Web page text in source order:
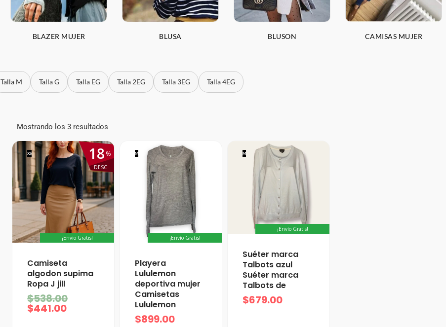
BLAZER MUJER BLUSA BLUSON CAMISAS MUJER
Talla M Talla G Talla EG Talla 2EG Talla 3EG Talla 4EG
Mostrando los 3 resultados
XS %
DESC
18
¡Envío Gratis!
Camiseta
algodon supima
Ropa J jill
$538.00
precio
original
$441.00
El
precio
actual
es:
$441.00.
M
¡Envío Gratis!
Playera
Lululemon
deportiva mujer
Camisetas
Lululemon
$899.00
M
¡Envío Gratis!
Suéter marca
Talbots azul
Suéter marca
Talbots de
$679.00